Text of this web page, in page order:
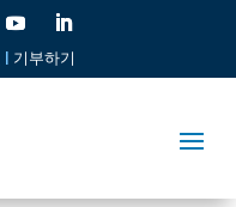
| 기부하기